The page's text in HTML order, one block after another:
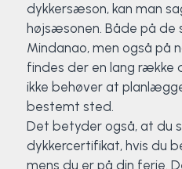
dykkersæson, kan man
højsæsonen. Både på de
Mindanao, men også på
findes der en lang række
ikke behøver at
bestemt sted.
Det betyder også, at du
dykkercertifikat, hvis du
mens du er på din ferie.